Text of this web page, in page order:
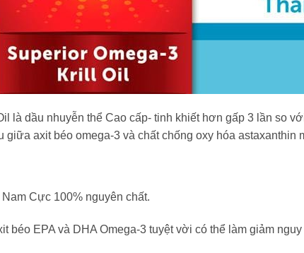
là dầu nhuyễn thể Cao cấp- tinh khiết hơn gấp 3 lần so
axit béo omega-3 và chất chống oxy hóa astaxanthin
Cực 100% nguyên chất.
béo EPA và DHA Omega-3 tuyệt vời có thể làm giảm